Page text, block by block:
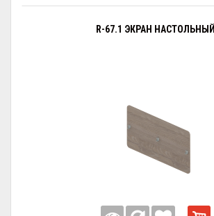
R-67.1 ЭКРАН НАСТОЛЬНЫЙ